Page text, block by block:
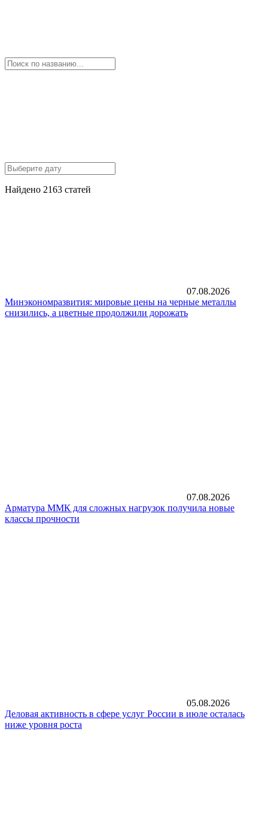
Найдено 2163 статей
07.08.2026
Минэкономразвития: мировые цены на черные металлы
снизились, а цветные продолжили дорожать
07.08.2026
Арматура ММК для сложных нагрузок получила новые
классы прочности
05.08.2026
Деловая активность в сфере услуг России в июле осталась
ниже уровня роста